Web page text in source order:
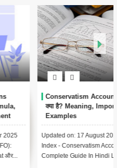
1
Automated Clearing House
(ACH) क्या है? – पूरी जानकारी हिंदी
Updated on: 17 August 2025 📚
Index – Automated Clearing
House (ACH) क्या है? Lesson 1:...